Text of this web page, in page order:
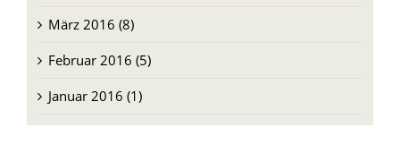
März 2016 (8)
Februar 2016 (5)
Januar 2016 (1)